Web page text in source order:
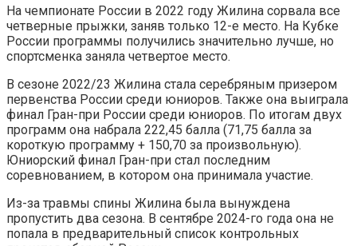
На чемпионате России в 2022 году Жилина сорвала все
четверные прыжки, заняв только 12-е место. На Кубке
России программы получились значительно лучше, но
спортсменка заняла четвертое место.
В сезоне 2022/23 Жилина стала серебряным призером
первенства России среди юниоров. Также она выиграла
финал Гран-при России среди юниоров. По итогам двух
программ она набрала 222,45 балла (71,75 балла за
короткую программу + 150,70 за произвольную).
Юниорский финал Гран-при стал последним
соревнованием, в котором она принимала участие.
Из-за травмы спины Жилина была вынуждена
пропустить два сезона. В сентябре 2024-го года она не
попала в предварительный список контрольных